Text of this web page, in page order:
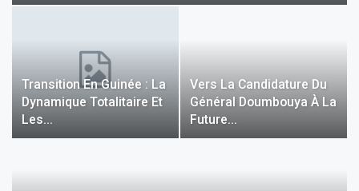
Transition En Guinée : La
Dynamique Totalitaire Et
Les…
Vers La Candidature Du
Général Doumbouya À La
Future…